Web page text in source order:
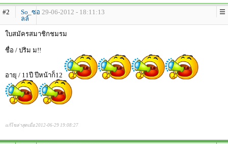
#2
So_ซอ
ลล์
29-06-2012 - 18:11:13
ใบสมัครสมาชิกชมรม
ชื่อ / ปริม ม!!
อายุ / 11ปี ปีหน้าก็12
แก้ไขล่าสุดเมื่อ 2012-06-29 19:08:27